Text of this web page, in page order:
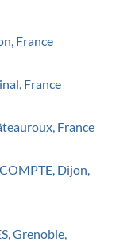
France
France
France
Dijon,
Grenoble,